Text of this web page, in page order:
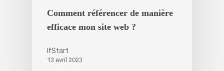
Comment référencer de manière
efficace mon site web ?
IfStart
13 avril 2023